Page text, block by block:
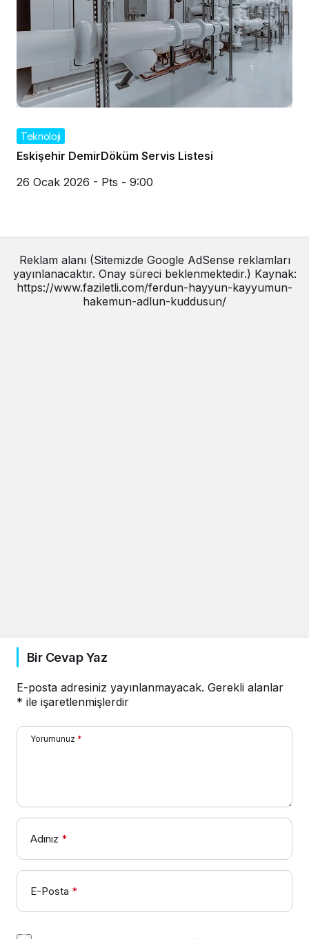
Teknoloji
Eskişehir DemirDöküm Servis Listesi
26 Ocak 2026 - Pts - 9:00
Reklam alanı (Sitemizde Google AdSense reklamları
yayınlanacaktır. Onay süreci beklenmektedir.) Kaynak:
https://www.faziletli.com/ferdun-hayyun-kayyumun-
hakemun-adlun-kuddusun/
Bir Cevap Yaz
E-posta adresiniz yayınlanmayacak. Gerekli alanlar
* ile işaretlenmişlerdir
Yorumunuz *
Adınız *
E-Posta *